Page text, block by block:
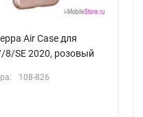
Air Case для
8/SE 2020, розовый
108-826